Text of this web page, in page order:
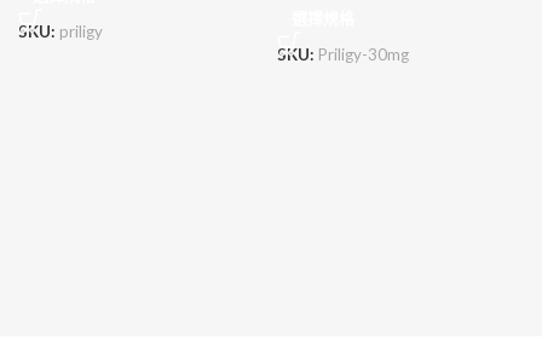
SKU: priligy
SKU: Priligy-30mg